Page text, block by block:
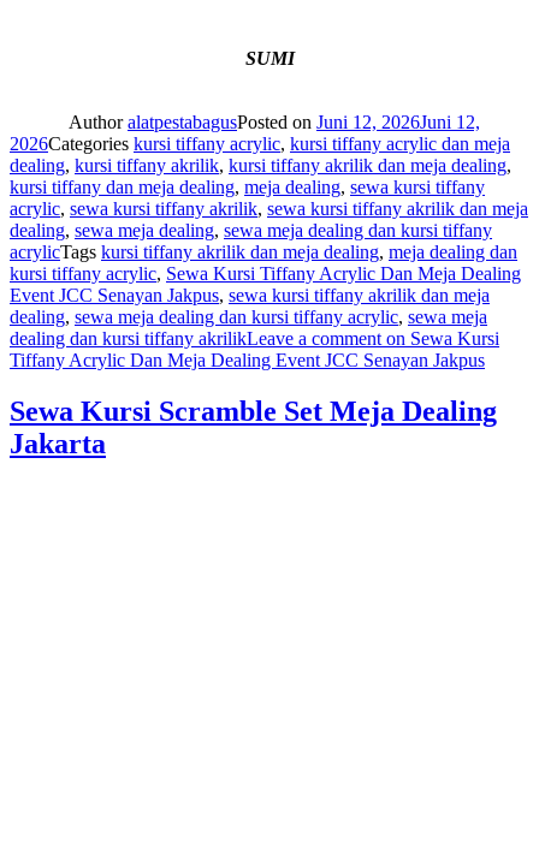
SUMI
AuthoralatpestabagusPosted on Juni 12, 2026Juni 12,
2026Categories kursi tiffany acrylic, kursi tiffany acrylic dan meja
dealing, kursi tiffany akrilik, kursi tiffany akrilik dan meja dealing,
kursi tiffany dan meja dealing, meja dealing, sewa kursi tiffany
acrylic, sewa kursi tiffany akrilik, sewa kursi tiffany akrilik dan meja
dealing, sewa meja dealing, sewa meja dealing dan kursi tiffany
acrylicTags kursi tiffany akrilik dan meja dealing, meja dealing dan
kursi tiffany acrylic, Sewa Kursi Tiffany Acrylic Dan Meja Dealing
Event JCC Senayan Jakpus, sewa kursi tiffany akrilik dan meja
dealing, sewa meja dealing dan kursi tiffany acrylic, sewa meja
dealing dan kursi tiffany akrilikLeave a commenton Sewa Kursi
Tiffany Acrylic Dan Meja Dealing Event JCC Senayan Jakpus
Sewa Kursi Scramble Set Meja Dealing
Jakarta